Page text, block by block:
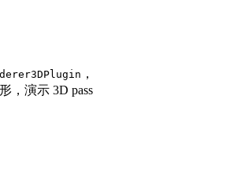
，
，演示 3D pass